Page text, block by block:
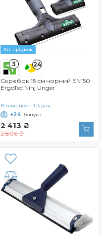
Хіт продаж
3 24
Скребок 15 см чорний EN150
ErgoTec Ninj Unger
2 413 ₴
2 806 ₴
В наявності 1-3 дня
+24 бонуса